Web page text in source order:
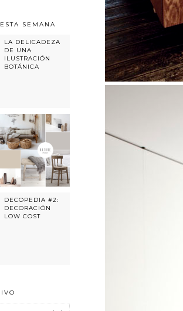
SEMANA
LA DELICADEZA
DE UNA
ILUSTRACIÓN
BOTÁNICA
DECOPEDIA #2:
DECORACIÓN
LOW COST